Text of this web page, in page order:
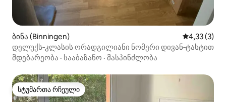
ბინა (Binningen) საშუალო
4,33 (3)
დელუქს‑კლასის ორადგილიანი ნომერი დივან‑ტახტით
მდებარეობა · სააბაზანო · მასპინძლობა
სტუმართა რჩეული
სტუმართა რჩეული